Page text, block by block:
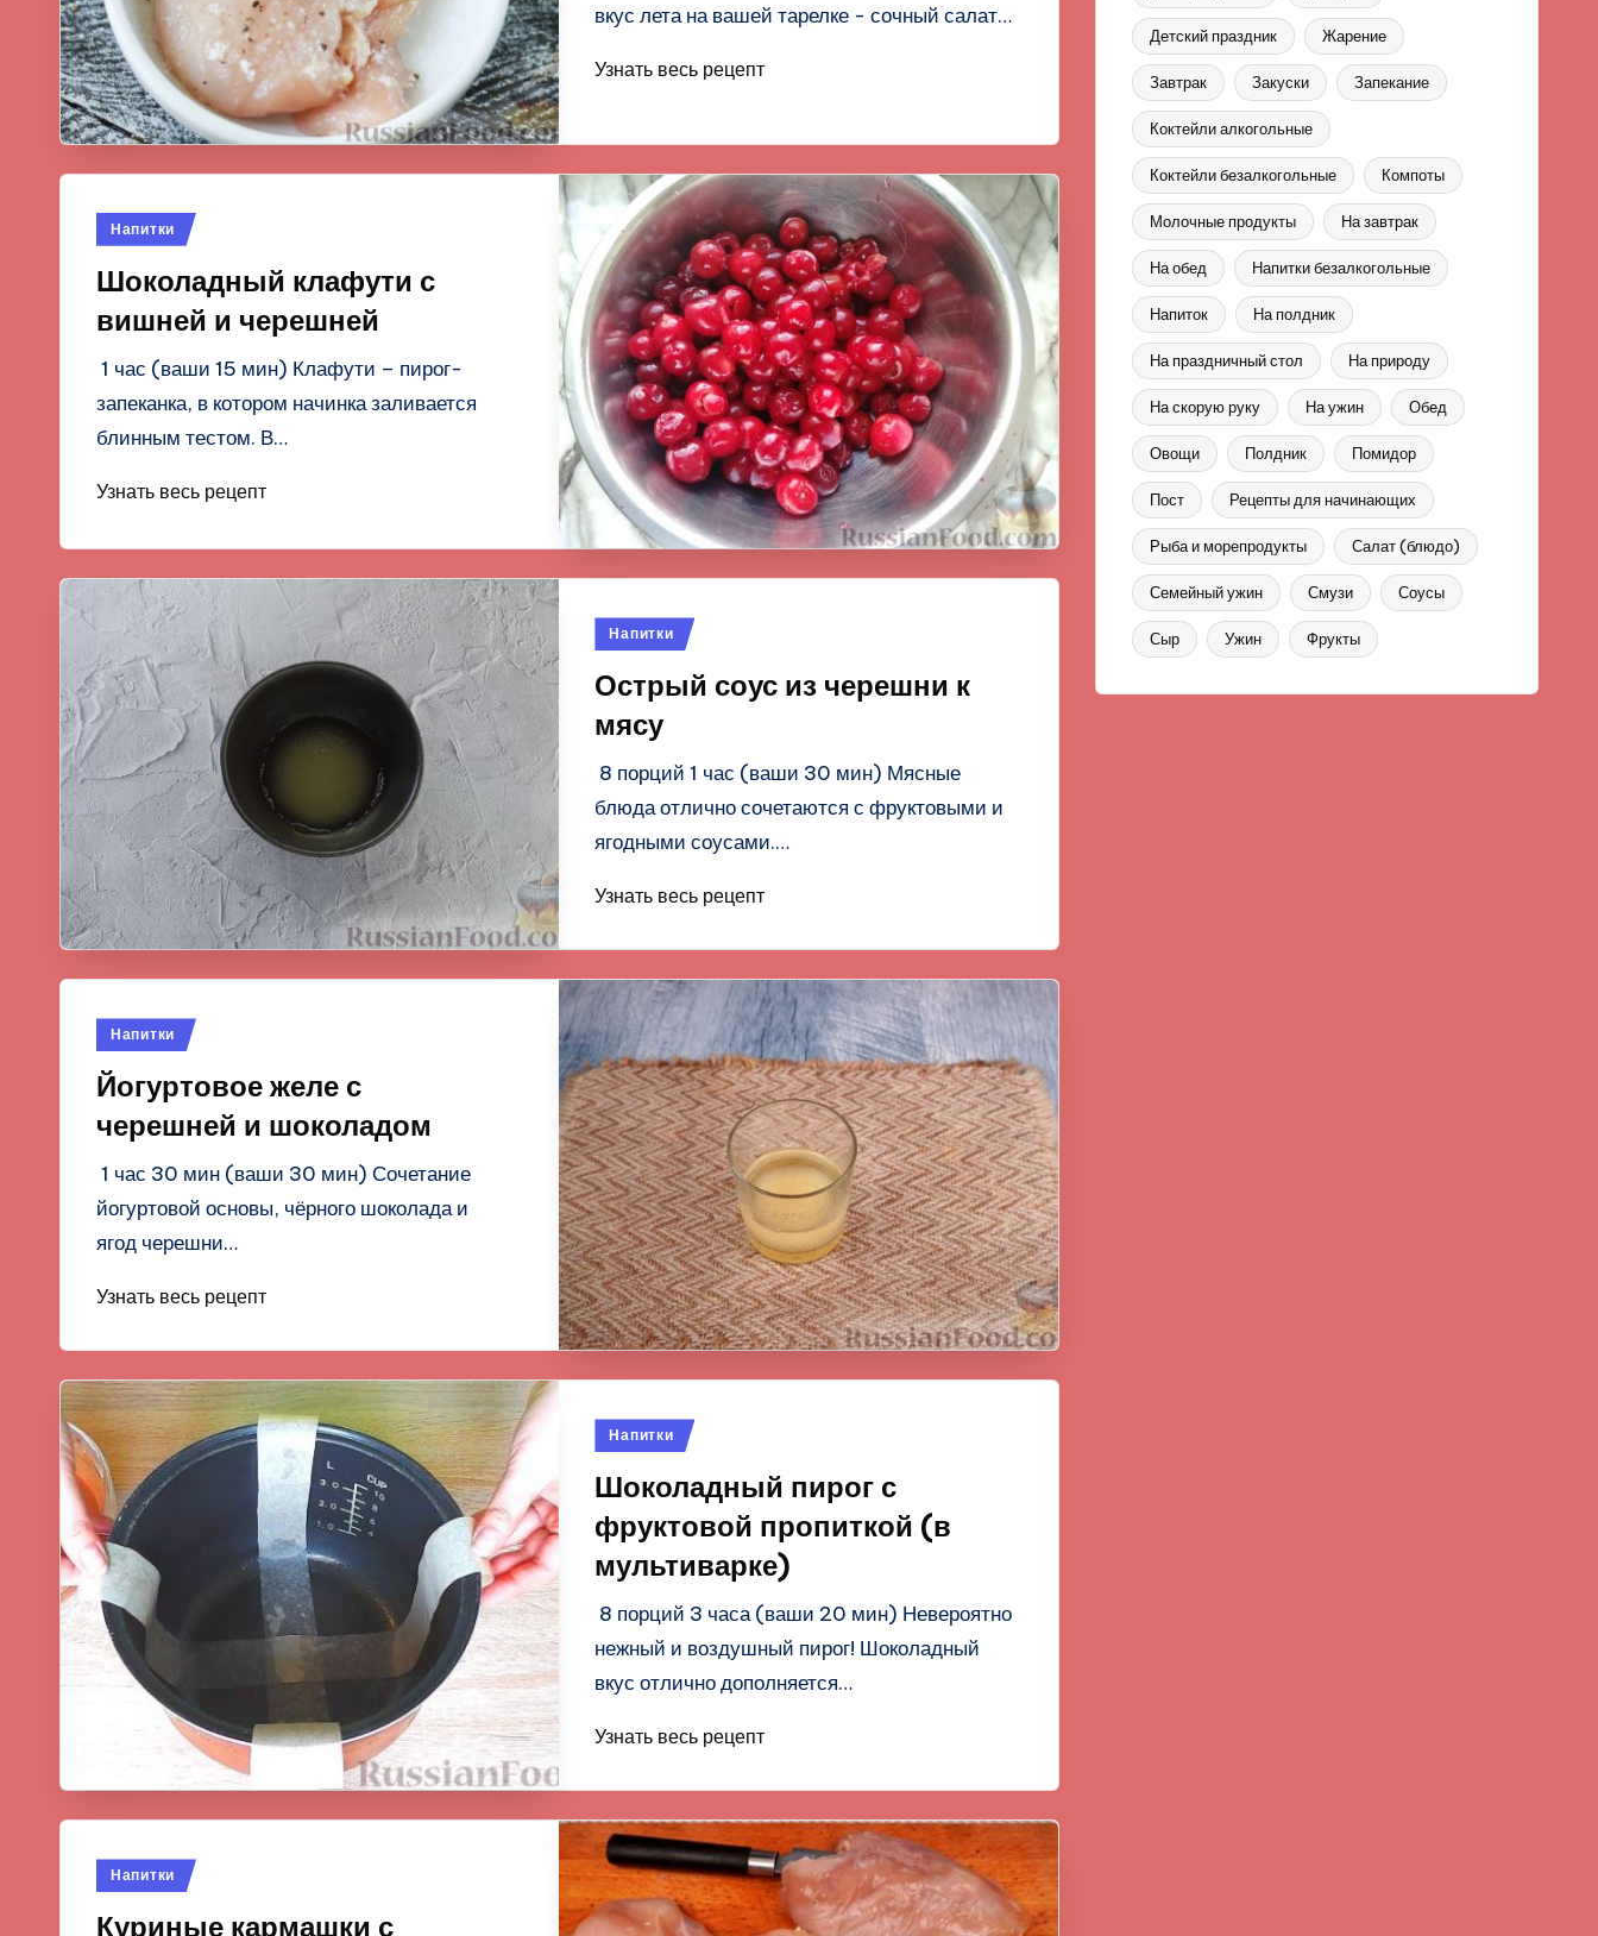
вкус лета на вашей тарелке - сочный салат…
Узнать весь рецепт
Опубликовано
Напитки
Шоколадный клафути с
вишней и черешней
1 час (ваши 15 мин) Клафути – пирог-
запеканка, в котором начинка заливается
блинным тестом. В…
Узнать весь рецепт
Опубликовано
Напитки
Острый соус из черешни к
мясу
8 порций 1 час (ваши 30 мин) Мясные
блюда отлично сочетаются с фруктовыми и
ягодными соусами.…
Узнать весь рецепт
Опубликовано
в
Напитки
Йогуртовое желе с
черешней и шоколадом
1 час 30 мин (ваши 30 мин) Сочетание
йогуртовой основы, чёрного шоколада и
ягод черешни…
Узнать весь рецепт
Опубликовано
Напитки
Шоколадный пирог с
фруктовой пропиткой (в
мультиварке)
8 порций 3 часа (ваши 20 мин) Невероятно
нежный и воздушный пирог! Шоколадный
вкус отлично дополняется…
Узнать весь рецепт
Опубликовано
Напитки
Куриные кармашки с
Детский праздник Жарение
Завтрак Закуски Запекание
Коктейли алкогольные
Коктейли безалкогольные Компоты
Молочные продукты На завтрак
На обед Напитки безалкогольные
Напиток На полдник
На праздничный стол На природу
На скорую руку На ужин Обед
Овощи Полдник Помидор
Пост Рецепты для начинающих
Рыба и морепродукты Салат (блюдо)
Семейный ужин Смузи Соусы
Сыр Ужин Фрукты